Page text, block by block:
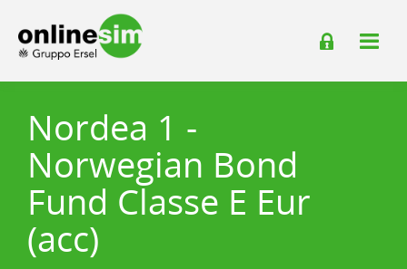
Nordea 1 -
Norwegian Bond
Fund Classe E Eur
(acc)